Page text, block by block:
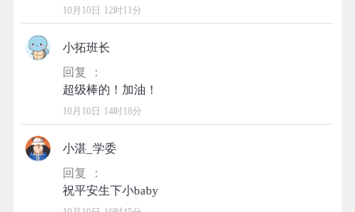
10月10日 12时11分
小拓班长
回复 ：
10月10日 14时18分
小湛_学委
回复 ：